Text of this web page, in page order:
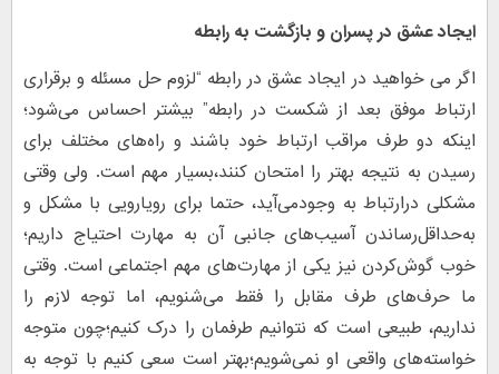
ایجاد عشق در پسران و بازگشت به رابطه
اگر می خواهید در ایجاد عشق در رابطه “لزوم حل مسئله و برقراری
ارتباط موفق بعد از شکست در رابطه” بیشتر احساس می‌شود؛
اینکه دو طرف مراقب ارتباط خود باشند و راه‌های مختلف برای
رسیدن به نتیجه بهتر را امتحان کنند،بسیار مهم است. ولی وقتی
مشکلی درارتباط به وجودمی‌آید، حتما برای رویارویی با مشکل و
به‌حداقل‌رساندن آسیب‌های جانبی آن به مهارت احتیاج داریم؛
خوب گوش‌کردن نیز یکی از مهارت‌های مهم اجتماعی است. وقتی
ما حرف‌های طرف مقابل را فقط می‌شنویم، اما توجه لازم را
نداریم، طبیعی است که نتوانیم طرفمان را درک کنیم؛چون متوجه
خواسته‌های واقعی او نمی‌شویم؛بهتر است سعی کنیم با توجه به